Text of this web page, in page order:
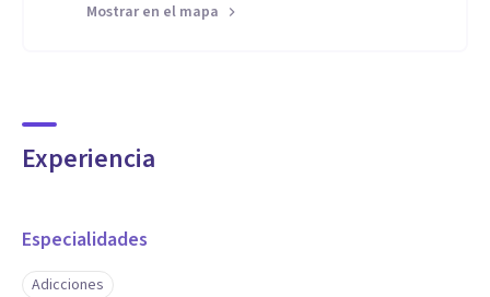
Mostrar en el mapa
Experiencia
Especialidades
Adicciones